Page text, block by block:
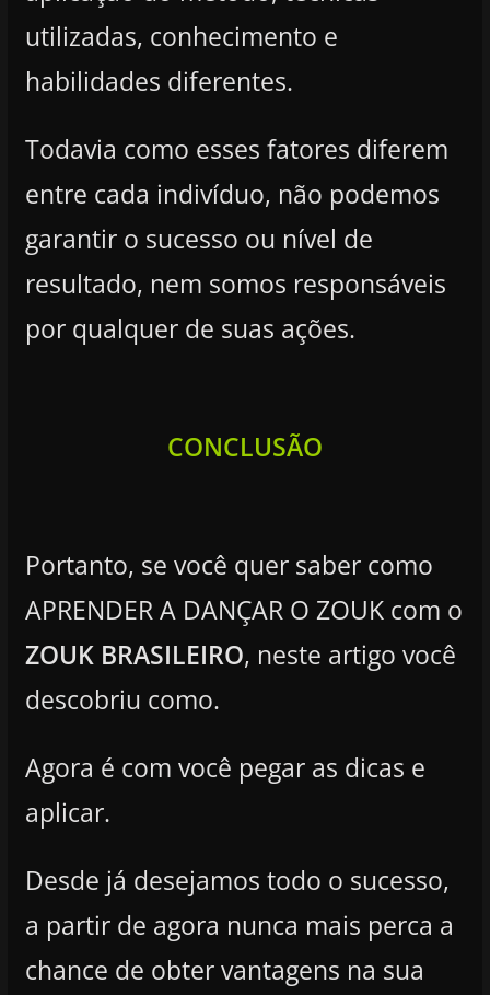
utilizadas, conhecimento e
habilidades diferentes.
Todavia como esses fatores diferem
entre cada indivíduo, não podemos
garantir o sucesso ou nível de
resultado, nem somos responsáveis
por qualquer de suas ações.
CONCLUSÃO
Portanto, se você quer saber como
APRENDER A DANÇAR O ZOUK com o
ZOUK BRASILEIRO, neste artigo você
descobriu como.
Agora é com você pegar as dicas e
aplicar.
Desde já desejamos todo o sucesso,
a partir de agora nunca mais perca a
chance de obter vantagens na sua